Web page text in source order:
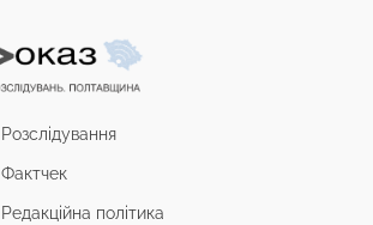
Розслідування
Фактчек
Редакційна політика